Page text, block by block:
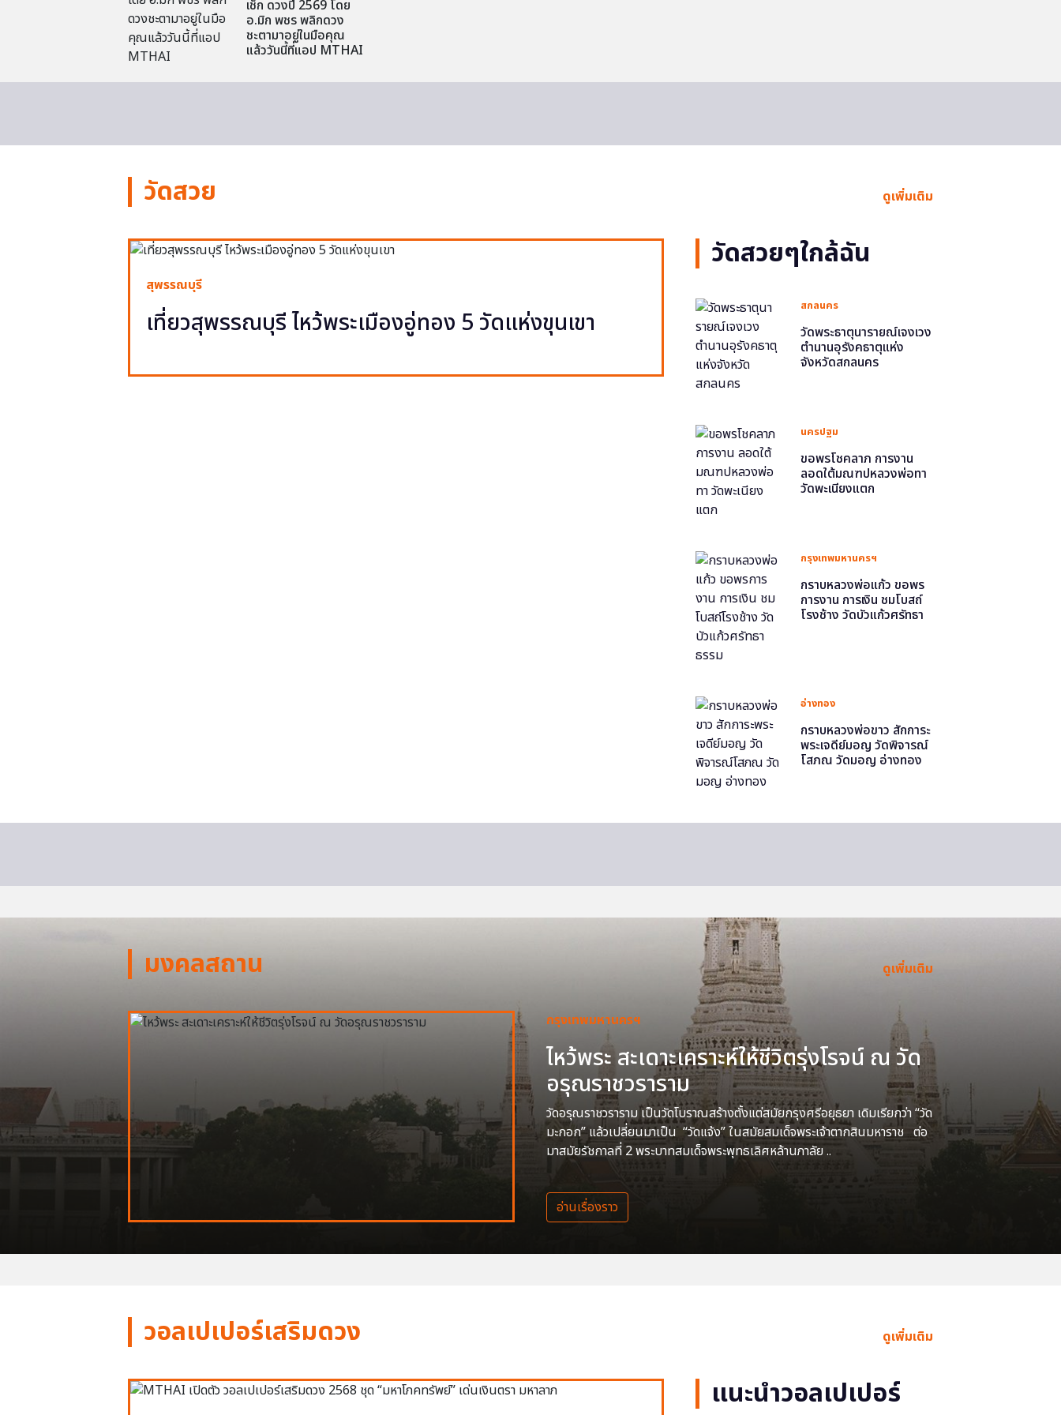
เช็ก ดวงปี 2569 โดย
อ.มิก พชร พลิกดวง
ชะตามาอยู่ในมือคุณ
แล้ววันนี้ที่แอป MTHAI
วัดสวย ดูเพิ่มเติม
สุพรรณบุรี
เที่ยวสุพรรณบุรี ไหว้พระเมืองอู่ทอง 5 วัดแห่งขุนเขา
วัดสวยๆใกล้ฉัน
สกลนคร
วัดพระธาตุนารายณ์เจงเวง
ตำนานอุรังคธาตุแห่ง
จังหวัดสกลนคร
นครปฐม
ขอพรโชคลาภ การงาน
ลอดใต้มณฑปหลวงพ่อทา
วัดพะเนียงแตก
กรุงเทพมหานครฯ
กราบหลวงพ่อแก้ว ขอพร
การงาน การเงิน ชมโบสถ์
โรงช้าง วัดบัวแก้วศรัทธา
อ่างทอง
กราบหลวงพ่อขาว สักการะ
พระเจดีย์มอญ วัดพิจารณ์
โสภณ วัดมอญ อ่างทอง
มงคลสถาน ดูเพิ่มเติม
กรุงเทพมหานครฯ
ไหว้พระ สะเดาะเคราะห์ให้ชีวิตรุ่งโรจน์ ณ วัด
อรุณราชวราราม
วัดอรุณราชวราราม เป็นวัดโบราณสร้างตั้งแต่สมัยกรุงศรีอยุธยา เดิมเรียกว่า “วัด
มะกอก” แล้วเปลี่ยนมาเป็น “วัดแจ้ง” ในสมัยสมเด็จพระเจ้าตากสินมหาราช ต่อ
มาสมัยรัชกาลที่ 2 พระบาทสมเด็จพระพุทธเลิศหล้านภาลัย ..
อ่านเรื่องราว
วอลเปเปอร์เสริมดวง ดูเพิ่มเติม
แนะนำวอลเปเปอร์